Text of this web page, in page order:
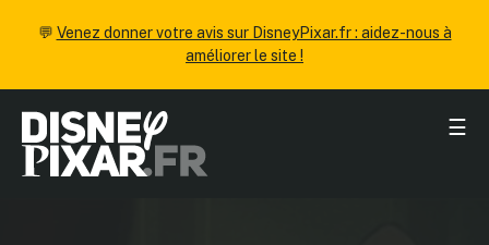
💬 Venez donner votre avis sur DisneyPixar.fr : aidez-nous à
améliorer le site !
☰